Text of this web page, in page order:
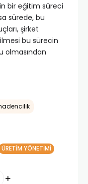
bir eğitim süreci
sürede, bu
şirket
bu sürecin
olmasından
ÜRETIM YÖNETIMI